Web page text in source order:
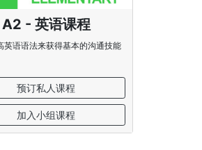
A2 - 英语课程
英语语法来获得基本的沟通技能
预订私人课程
加入小组课程